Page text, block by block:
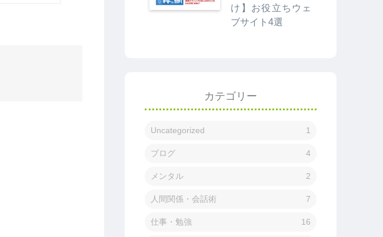
け】お役立ちウェ
ブサイト4選
カテゴリー
Uncategorized 1
ブログ 4
メンタル 2
人間関係・会話術 7
仕事・勉強 16